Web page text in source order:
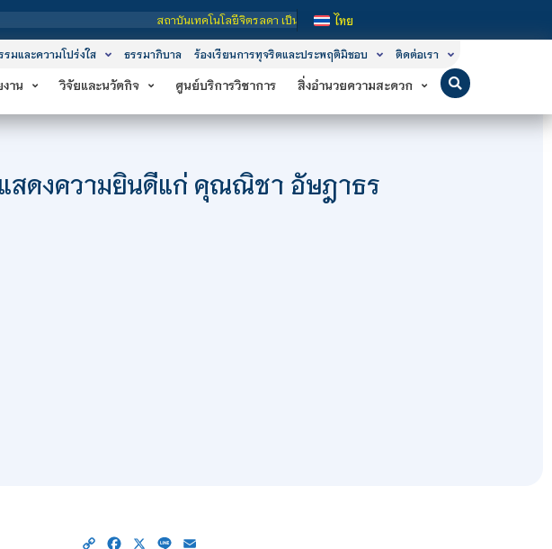
สถาบันเทคโนโลยีจิตรลดา เป็นสถาบันอุดมศึกษาในกำกับของรัฐ เปิดหลักสูตรการเรียนการสอน 3
ไทย
มและความโปร่งใส ธรรมาภิบาล ร้องเรียนการทุจริตและประพฤติมิชอบ ติดต่อเรา
าน วิจัยและนวัตกิจ ศูนย์บริการวิชาการ สิ่งอำนวยความสะดวก
สดงความยินดีแก่ คุณณิชา อัษฎาธร
Copy Facebook
X Line